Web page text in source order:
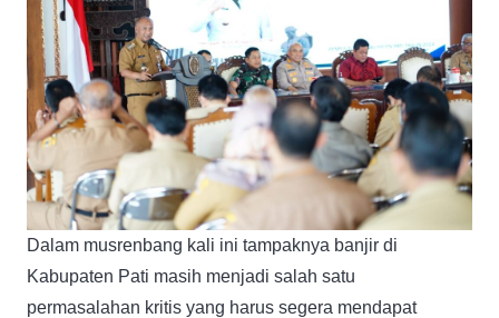
Dalam musrenbang kali ini tampaknya banjir di
Kabupaten Pati masih menjadi salah satu
permasalahan kritis yang harus segera mendapat